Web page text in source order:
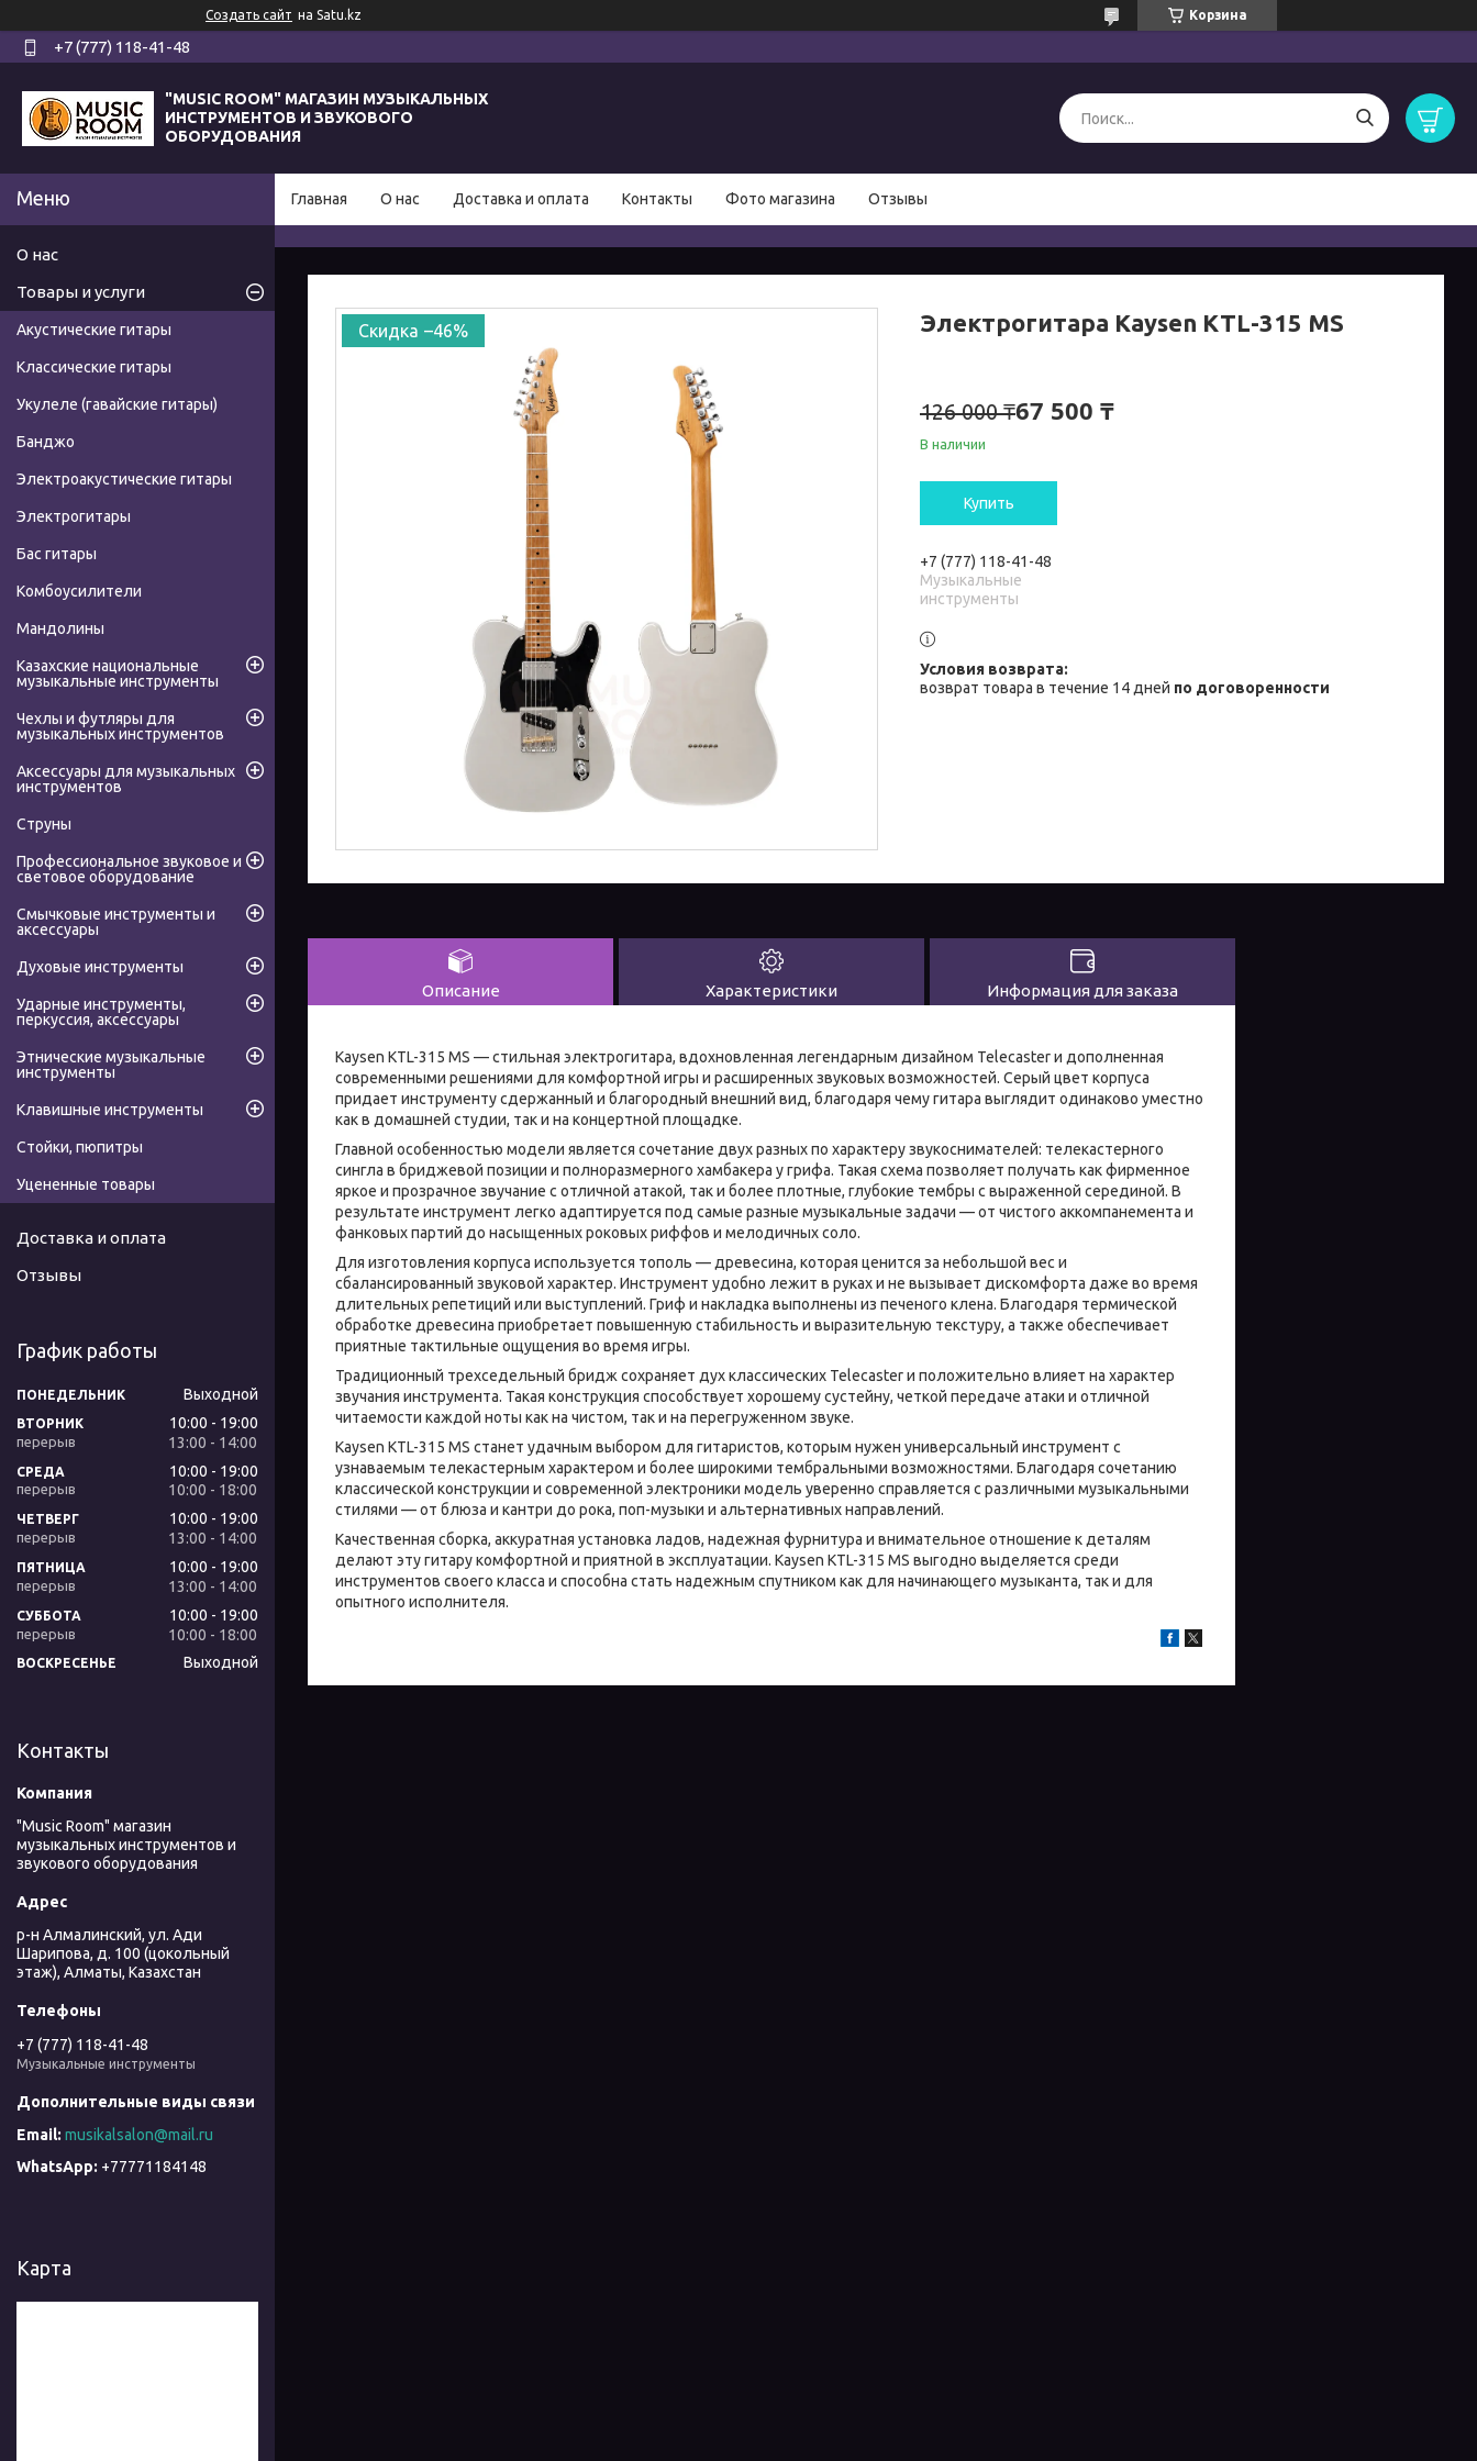
Создать сайт на Satu.kz Корзина
+7 (777) 118-41-48
"MUSIC ROOM" МАГАЗИН МУЗЫКАЛЬНЫХ
ИНСТРУМЕНТОВ И ЗВУКОВОГО
ОБОРУДОВАНИЯ
Главная О нас Доставка и оплата Контакты Фото магазина Отзывы
–46% Электрогитара Kaysen KTL-315 MS
126 000 ₸67 500 ₸
В наличии
Купить
+7 (777) 118-41-48
Музыкальные
инструменты
возврат товара в течение 14 дней по договоренности
Описание Характеристики Информация для заказа
Kaysen KTL-315 MS — стильная электрогитара, вдохновленная легендарным дизайном Telecaster и дополненная
современными решениями для комфортной игры и расширенных звуковых возможностей. Серый цвет корпуса
придает инструменту сдержанный и благородный внешний вид, благодаря чему гитара выглядит одинаково уместно
как в домашней студии, так и на концертной площадке.
Главной особенностью модели является сочетание двух разных по характеру звукоснимателей: телекастерного
сингла в бриджевой позиции и полноразмерного хамбакера у грифа. Такая схема позволяет получать как фирменное
яркое и прозрачное звучание с отличной атакой, так и более плотные, глубокие тембры с выраженной серединой. В
результате инструмент легко адаптируется под самые разные музыкальные задачи — от чистого аккомпанемента и
фанковых партий до насыщенных роковых риффов и мелодичных соло.
Для изготовления корпуса используется тополь — древесина, которая ценится за небольшой вес и
сбалансированный звуковой характер. Инструмент удобно лежит в руках и не вызывает дискомфорта даже во время
длительных репетиций или выступлений. Гриф и накладка выполнены из печеного клена. Благодаря термической
обработке древесина приобретает повышенную стабильность и выразительную текстуру, а также обеспечивает
приятные тактильные ощущения во время игры.
Традиционный трехседельный бридж сохраняет дух классических Telecaster и положительно влияет на характер
звучания инструмента. Такая конструкция способствует хорошему сустейну, четкой передаче атаки и отличной
читаемости каждой ноты как на чистом, так и на перегруженном звуке.
Kaysen KTL-315 MS станет удачным выбором для гитаристов, которым нужен универсальный инструмент с
узнаваемым телекастерным характером и более широкими тембральными возможностями. Благодаря сочетанию
классической конструкции и современной электроники модель уверенно справляется с различными музыкальными
стилями — от блюза и кантри до рока, поп-музыки и альтернативных направлений.
Качественная сборка, аккуратная установка ладов, надежная фурнитура и внимательное отношение к деталям
делают эту гитару комфортной и приятной в эксплуатации. Kaysen KTL-315 MS выгодно выделяется среди
инструментов своего класса и способна стать надежным спутником как для начинающего музыканта, так и для
опытного исполнителя.
О нас
Товары и услуги
Акустические гитары
Классические гитары
Укулеле (гавайские гитары)
Банджо
Электроакустические гитары
Электрогитары
Бас гитары
Комбоусилители
Мандолины
Казахские национальные
музыкальные инструменты
Чехлы и футляры для
музыкальных инструментов
Аксессуары для музыкальных
инструментов
Струны
Профессиональное звуковое и
световое оборудование
Смычковые инструменты и
аксессуары
Духовые инструменты
Ударные инструменты,
перкуссия, аксессуары
Этнические музыкальные
инструменты
Клавишные инструменты
Стойки, пюпитры
Уцененные товары
Доставка и оплата
Отзывы
График работы
ПОНЕДЕЛЬНИК Выходной
ВТОРНИК 10:00
19:00
13:00
14:00
СРЕДА 10:00
19:00
10:00
18:00
ЧЕТВЕРГ 10:00
19:00
13:00
14:00
ПЯТНИЦА 10:00
19:00
13:00
14:00
СУББОТА 10:00
19:00
10:00
18:00
ВОСКРЕСЕНЬЕ Выходной
Контакты
"Music Room" магазин
музыкальных инструментов и
звукового оборудования
р-н Алмалинский, ул. Ади
Шарипова, д. 100 (цокольный
этаж), Алматы, Казахстан
+7 (777) 118-41-48
Музыкальные инструменты
musikalsalon@mail.ru
+77771184148
Карта